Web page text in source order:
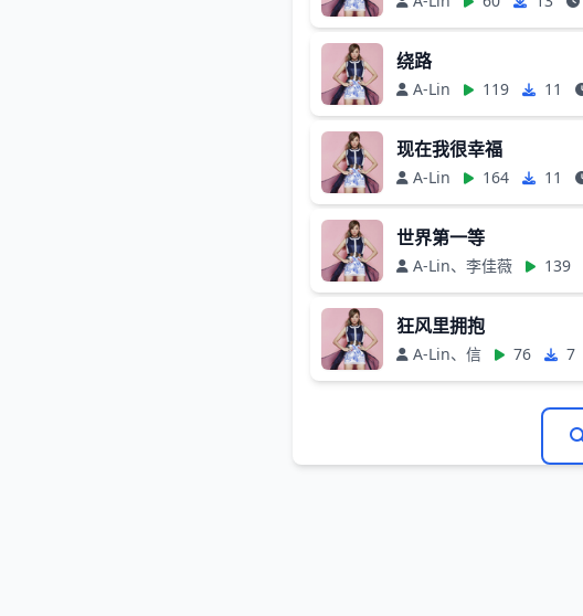
绕路
A-Lin 119 11
现在我很幸福
A-Lin 164 11
世界第一等
A-Lin、李佳薇 139
狂风里拥抱
A-Lin、信 76 7